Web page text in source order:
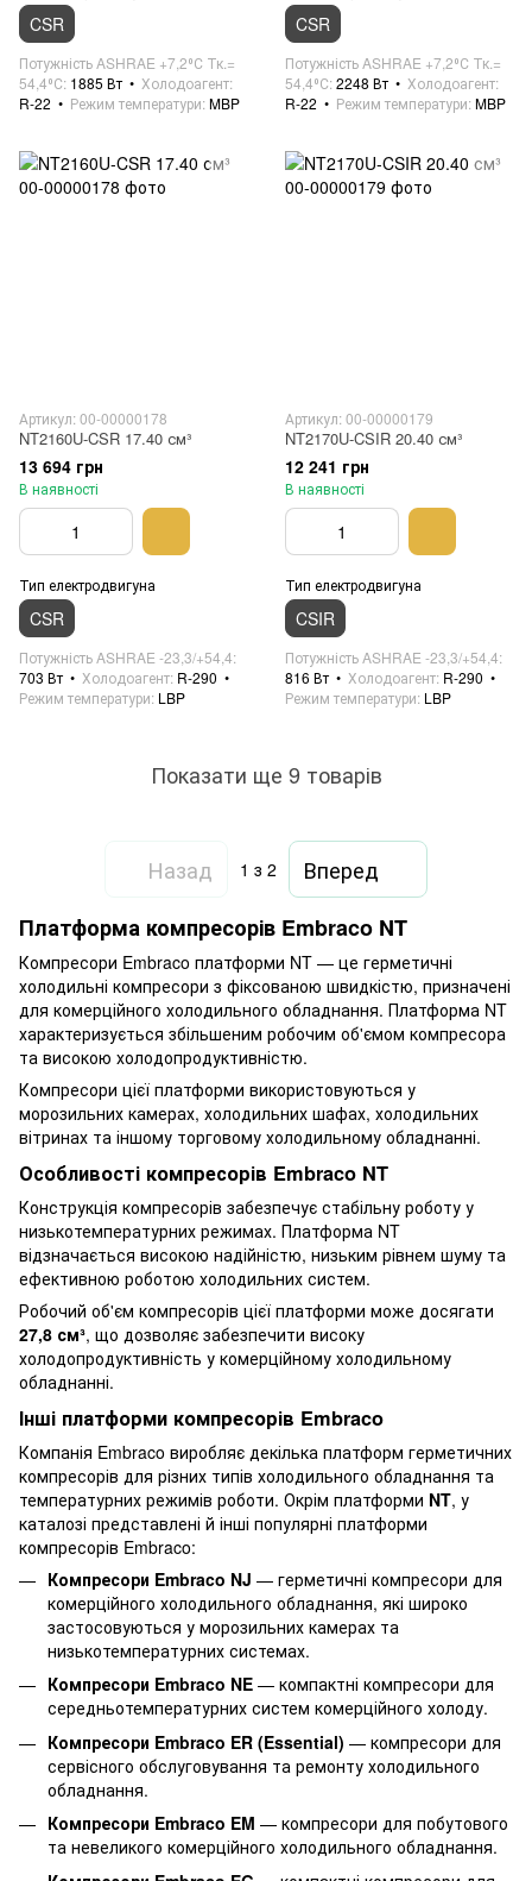
CSR
Потужність ASHRAE +7,2⁰С Тк.=
54,4⁰С 1885 Вт
Холодоагент
R-22
Режим температури MBP
CSR
Потужність ASHRAE +7,2⁰С Тк.=
54,4⁰С 2248 Вт
Холодоагент
R-22
Режим температури MBP
Артикул: 00-00000178
NT2160U-CSR 17.40 см³
13 694 грн
В наявності
Тип електродвигуна
CSR
Потужність ASHRAE -23,3/+54,4
703 Вт
Холодоагент R-290
Режим температури LBP
Артикул: 00-00000179
NT2170U-CSIR 20.40 см³
12 241 грн
В наявності
Тип електродвигуна
CSIR
Потужність ASHRAE -23,3/+54,4
816 Вт
Холодоагент R-290
Режим температури LBP
Показати ще 9 товарів
Назад 1 з 2
Вперед
Платформа компресорів Embraco NT
Компресори Embraco платформи NT — це герметичні
холодильні компресори з фіксованою швидкістю, призначені
для комерційного холодильного обладнання. Платформа NT
характеризується збільшеним робочим об'ємом компресора
та високою холодопродуктивністю.
Компресори цієї платформи використовуються у
морозильних камерах, холодильних шафах, холодильних
вітринах та іншому торговому холодильному обладнанні.
Особливості компресорів Embraco NT
Конструкція компресорів забезпечує стабільну роботу у
низькотемпературних режимах. Платформа NT
відзначається високою надійністю, низьким рівнем шуму та
ефективною роботою холодильних систем.
Робочий об'єм компресорів цієї платформи може досягати
27,8 см³, що дозволяє забезпечити високу
холодопродуктивність у комерційному холодильному
обладнанні.
Інші платформи компресорів Embraco
Компанія Embraco виробляє декілька платформ герметичних
компресорів для різних типів холодильного обладнання та
температурних режимів роботи. Окрім платформи NT, у
каталозі представлені й інші популярні платформи
компресорів Embraco:
Компресори Embraco NJ — герметичні компресори для
комерційного холодильного обладнання, які широко
застосовуються у морозильних камерах та
низькотемпературних системах.
Компресори Embraco NE — компактні компресори для
середньотемпературних систем комерційного холоду.
Компресори Embraco ER (Essential) — компресори для
сервісного обслуговування та ремонту холодильного
обладнання.
Компресори Embraco EM — компресори для побутового
та невеликого комерційного холодильного обладнання.